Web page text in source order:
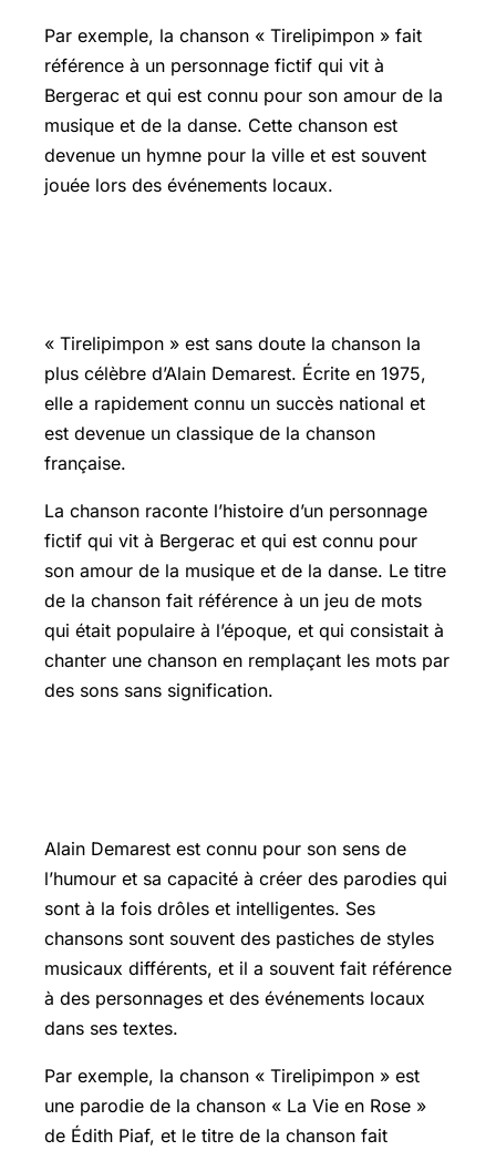
Par exemple, la chanson « Tirelipimpon » fait
référence à un personnage fictif qui vit à
Bergerac et qui est connu pour son amour de la
musique et de la danse. Cette chanson est
devenue un hymne pour la ville et est souvent
jouée lors des événements locaux.
« Tirelipimpon » est sans doute la chanson la
plus célèbre d’Alain Demarest. Écrite en 1975,
elle a rapidement connu un succès national et
est devenue un classique de la chanson
française.
La chanson raconte l’histoire d’un personnage
fictif qui vit à Bergerac et qui est connu pour
son amour de la musique et de la danse. Le titre
de la chanson fait référence à un jeu de mots
qui était populaire à l’époque, et qui consistait à
chanter une chanson en remplaçant les mots par
des sons sans signification.
Alain Demarest est connu pour son sens de
l’humour et sa capacité à créer des parodies qui
sont à la fois drôles et intelligentes. Ses
chansons sont souvent des pastiches de styles
musicaux différents, et il a souvent fait référence
à des personnages et des événements locaux
dans ses textes.
Par exemple, la chanson « Tirelipimpon » est
une parodie de la chanson « La Vie en Rose »
de Édith Piaf, et le titre de la chanson fait